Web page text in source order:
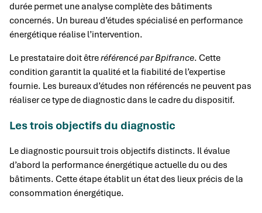
durée permet une analyse complète des bâtiments
concernés. Un bureau d’études spécialisé en performance
énergétique réalise l’intervention.
Le prestataire doit êtreréférencé par Bpifrance. Cette
condition garantit la qualité et la fiabilité de l’expertise
fournie. Les bureaux d’études non référencés ne peuvent pas
réaliser ce type de diagnostic dans le cadre du dispositif.
Les trois objectifs du diagnostic
Le diagnostic poursuit trois objectifs distincts. Il évalue
d’abord la performance énergétique actuelle du ou des
bâtiments. Cette étape établit un état des lieux précis de la
consommation énergétique.